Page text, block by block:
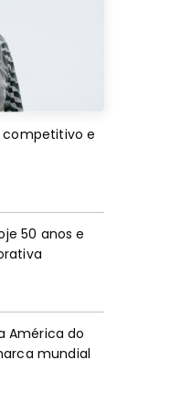
competitivo e
50 anos e
América do
mundial